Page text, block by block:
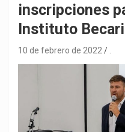
inscripciones
Instituto
10 de febrero de 2022